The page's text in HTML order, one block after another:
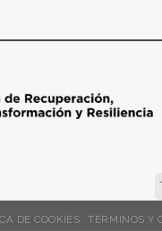
DE COOKIES TÉRMINOS Y